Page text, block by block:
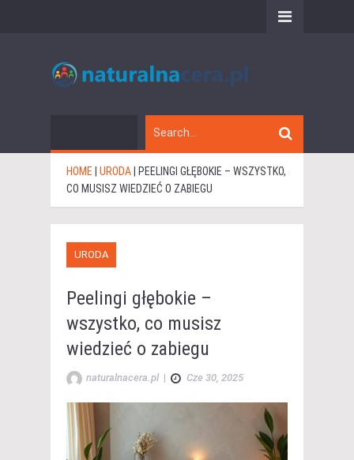
HOME URODA
PEELINGI GŁĘBOKIE – WSZYSTKO,
CO MUSISZ WIEDZIEĆ O ZABIEGU
URODA
Peelingi głębokie –
wszystko, co musisz
wiedzieć o zabiegu
naturalnacera.pl | Cze 30, 2025